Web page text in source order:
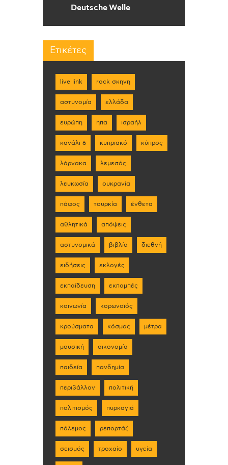
Deutsche Welle
Ετικέτες
live link rock σκηνη
αστυνομία ελλάδα
ευρώπη ηπα ισραήλ
κανάλι 6 κυπριακό κύπρος
λάρνακα λεμεσός
λευκωσία ουκρανία
πάφος τουρκία ένθετα
αθλητικά απόψεις
αστυνομικά βιβλίο διεθνή
ειδήσεις εκλογές
εκπαίδευση εκπομπές
κοινωνία κορωνοϊός
κρούσματα κόσμος μέτρα
μουσική οικονομία
παιδεία πανδημία
περιβάλλον πολιτική
πολιτισμός πυρκαγιά
πόλεμος ρεπορτάζ
σεισμός τροχαίο υγεία